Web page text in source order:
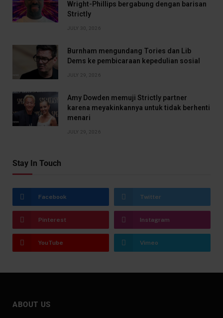
Wright-Phillips bergabung dengan barisan
Strictly
JULY 30, 2026
Burnham mengundang Tories dan Lib
Dems ke pembicaraan kepedulian sosial
JULY 29, 2026
Amy Dowden memuji Strictly partner
karena meyakinkannya untuk tidak berhenti
menari
JULY 29, 2026
Stay In Touch
Facebook Twitter
Pinterest Instagram
YouTube Vimeo
ABOUT US